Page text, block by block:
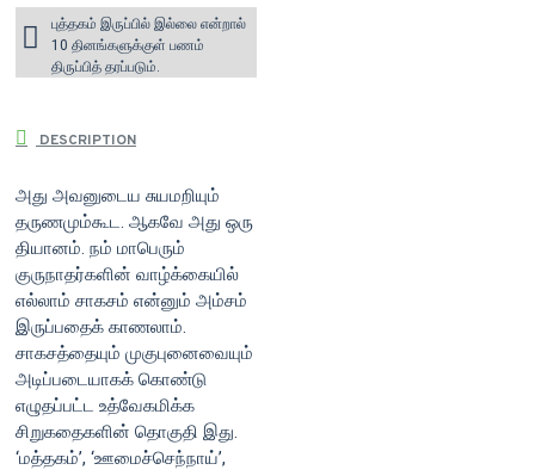
புத்தகம் இருப்பில் இல்லை என்றால்
10 தினங்களுக்குள் பணம்
திருப்பித் தரப்படும்.
DESCRIPTION
அது அவனுடைய சுயமறியும்
தருணமும்கூட. ஆகவே அது ஒரு
தியானம். நம் மாபெரும்
குருநாதர்களின் வாழ்க்கையில்
எல்லாம் சாகசம் என்னும் அம்சம்
இருப்பதைக் காணலாம்.
சாகசத்தையும் முகுபுனைவையும்
அடிப்படையாகக் கொண்டு
எழுதப்பட்ட உத்வேகமிக்க
சிறுகதைகளின் தொகுதி இது.
‘மத்தகம்’, ‘ஊமைச்செந்நாய்’,